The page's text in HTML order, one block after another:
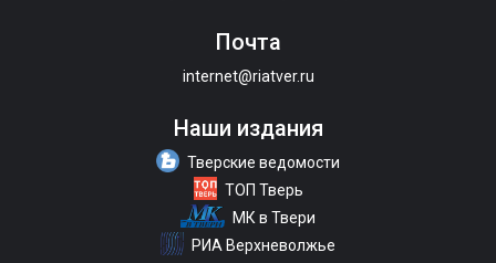
Почта
internet@riatver.ru
Наши издания
Тверские ведомости
ТОП Тверь
МК в Твери
РИА Верхневолжье